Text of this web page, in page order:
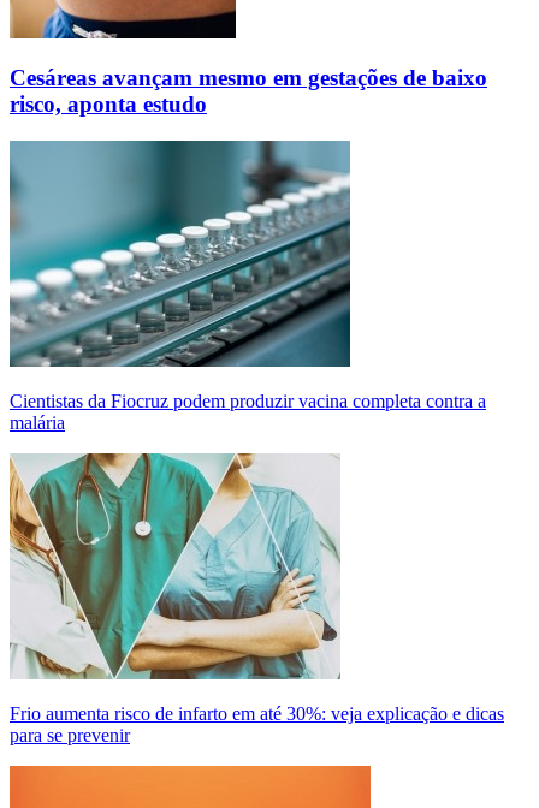
Cesáreas avançam mesmo em gestações de baixo
risco, aponta estudo
Cientistas da Fiocruz podem produzir vacina completa contra a
malária
Frio aumenta risco de infarto em até 30%: veja explicação e dicas
para se prevenir